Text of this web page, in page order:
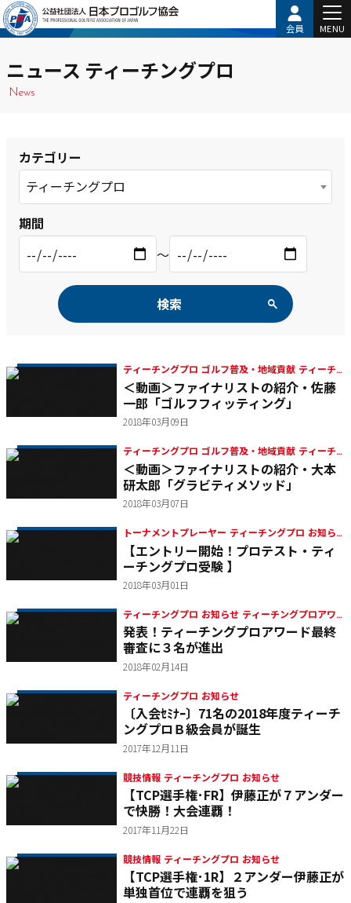
会員 MENU
ニュース ティーチングプロ
News
カテゴリー
ティーチングプロ
期間
〜
検索
ティーチングプロ ゴルフ普及・地域貢献 ティーチ
ングプロアワード
＜動画＞ファイナリストの紹介・佐藤
一郎「ゴルフフィッティング」
2018年03月09日
ティーチングプロ ゴルフ普及・地域貢献 ティーチ
ングプロアワード
＜動画＞ファイナリストの紹介・大本
研太郎「グラビティメソッド」
2018年03月07日
トーナメントプレーヤー ティーチングプロ お知ら
せ【エントリー開始！プロテスト・ティ
ーチングプロ受験 】
2018年03月01日
ティーチングプロ お知らせ ティーチングプロアワ
ード
発表！ティーチングプロアワード最終
審査に３名が進出
2018年02月14日
ティーチングプロ お知らせ
〔入会ｾﾐﾅｰ〕71名の2018年度ティーチ
ングプロＢ級会員が誕生
2017年12月11日
競技情報 ティーチングプロ お知らせ
【TCP選手権･FR】伊藤正が７アンダー
で快勝！大会連覇！
2017年11月22日
競技情報 ティーチングプロ お知らせ
【TCP選手権･1R】２アンダー伊藤正が
単独首位で連覇を狙う